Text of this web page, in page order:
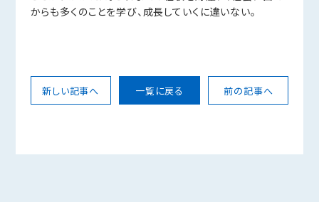
からも多くのことを学び、成長していくに違いない。
新しい記事へ 一覧に戻る 前の記事へ